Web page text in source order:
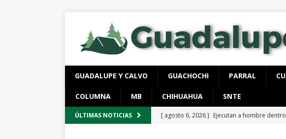
GUADALUPE Y CALVO GUACHOCHI PARRAL
COLUMNA MB CHIHUAHUA SNTE
ÚLTIMAS NOTICIAS [ agosto 6, 2026 ] Ejecutan a hombre